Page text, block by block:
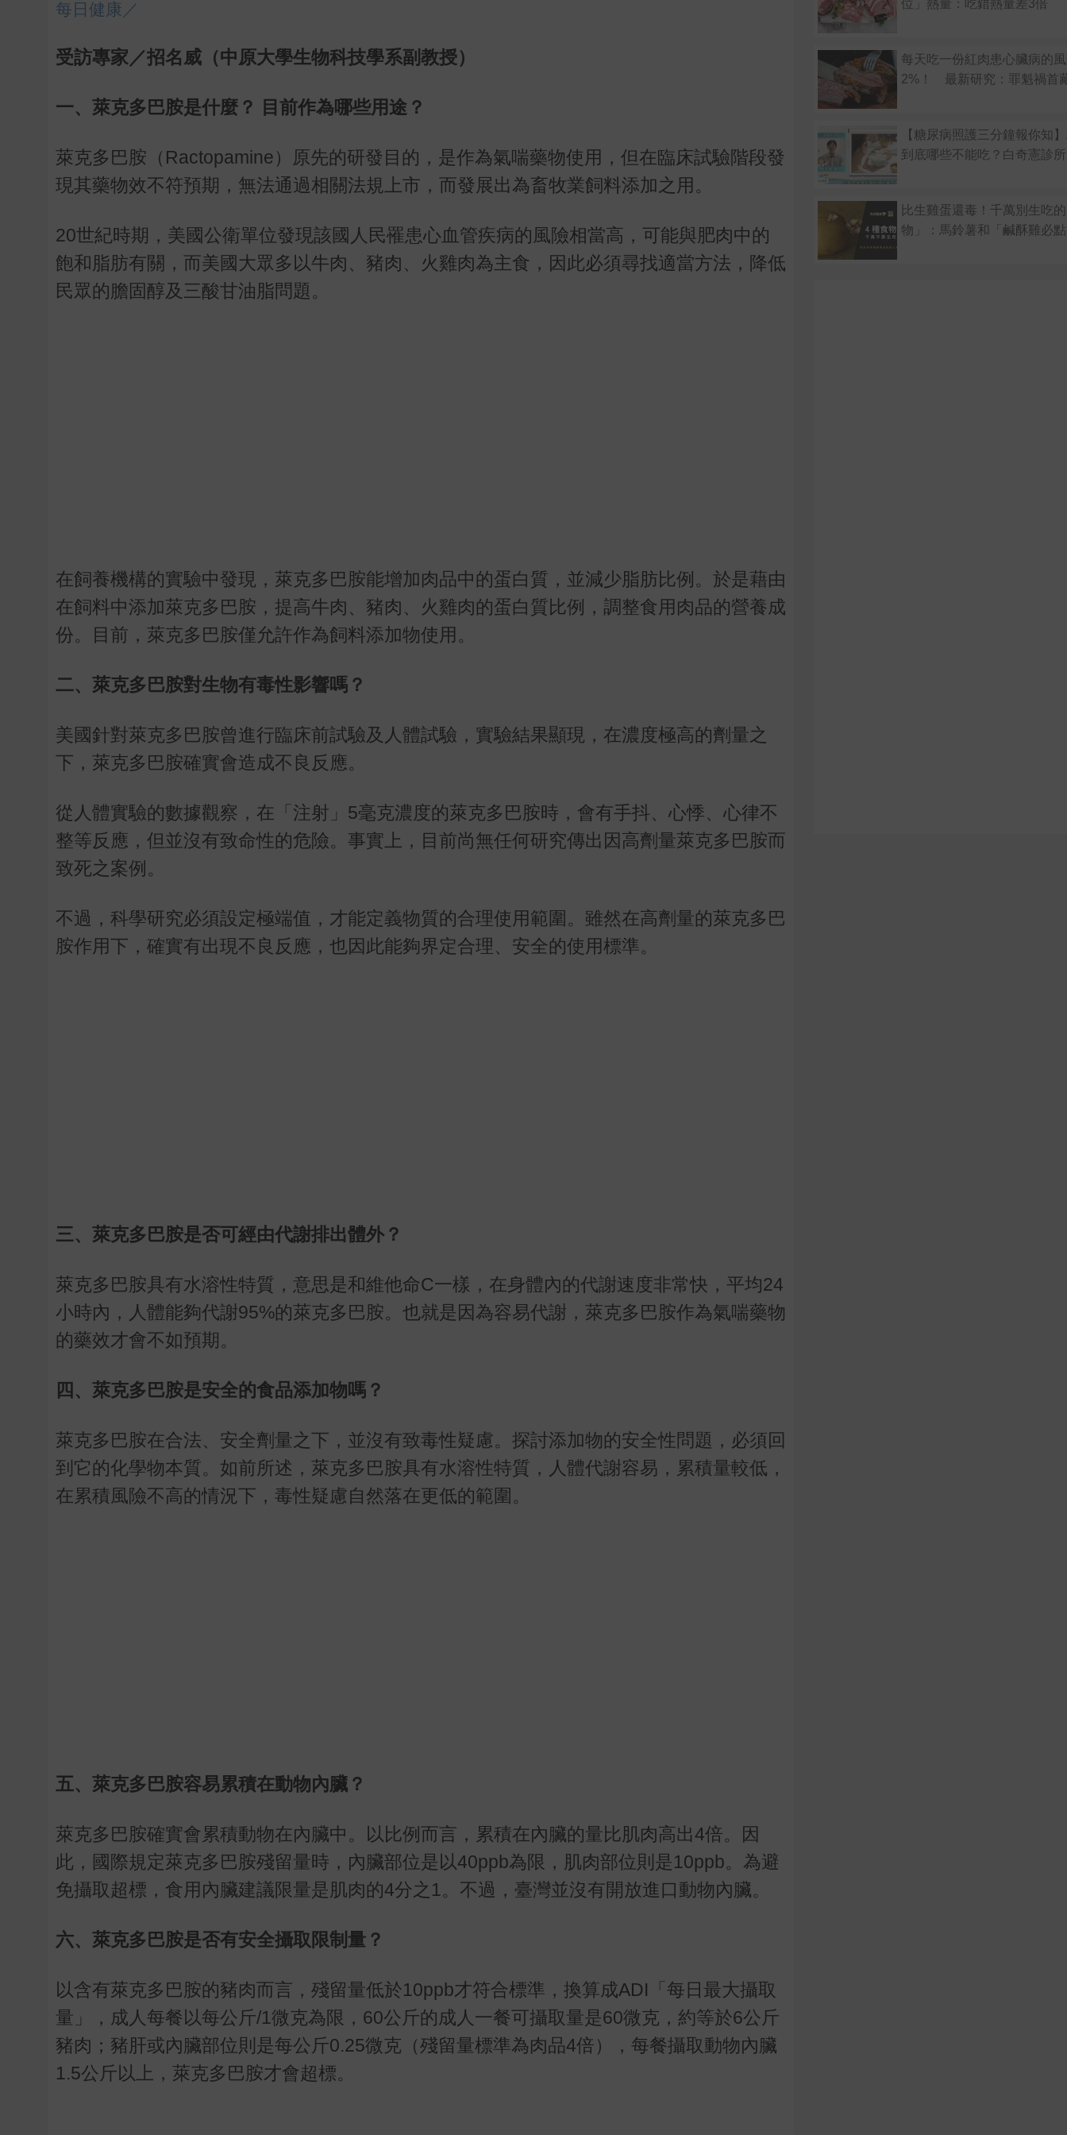
每日健康／
受訪專家／招名威（中原大學生物科技學系副教授）
一、萊克多巴胺是什麼？ 目前作為哪些用途？
萊克多巴胺（Ractopamine）原先的研發目的，是作為氣喘藥物使用，但在臨床試驗階段發
現其藥物效不符預期，無法通過相關法規上市，而發展出為畜牧業飼料添加之用。
20世紀時期，美國公衛單位發現該國人民罹患心血管疾病的風險相當高，可能與肥肉中的
飽和脂肪有關，而美國大眾多以牛肉、豬肉、火雞肉為主食，因此必須尋找適當方法，降低
民眾的膽固醇及三酸甘油脂問題。
在飼養機構的實驗中發現，萊克多巴胺能增加肉品中的蛋白質，並減少脂肪比例。於是藉由
在飼料中添加萊克多巴胺，提高牛肉、豬肉、火雞肉的蛋白質比例，調整食用肉品的營養成
份。目前，萊克多巴胺僅允許作為飼料添加物使用。
二、萊克多巴胺對生物有毒性影響嗎？
美國針對萊克多巴胺曾進行臨床前試驗及人體試驗，實驗結果顯現，在濃度極高的劑量之
下，萊克多巴胺確實會造成不良反應。
從人體實驗的數據觀察，在「注射」5毫克濃度的萊克多巴胺時，會有手抖、心悸、心律不
整等反應，但並沒有致命性的危險。事實上，目前尚無任何研究傳出因高劑量萊克多巴胺而
致死之案例。
不過，科學研究必須設定極端值，才能定義物質的合理使用範圍。雖然在高劑量的萊克多巴
胺作用下，確實有出現不良反應，也因此能夠界定合理、安全的使用標準。
三、萊克多巴胺是否可經由代謝排出體外？
萊克多巴胺具有水溶性特質，意思是和維他命C一樣，在身體內的代謝速度非常快，平均24
小時內，人體能夠代謝95%的萊克多巴胺。也就是因為容易代謝，萊克多巴胺作為氣喘藥物
的藥效才會不如預期。
四、萊克多巴胺是安全的食品添加物嗎？
萊克多巴胺在合法、安全劑量之下，並沒有致毒性疑慮。探討添加物的安全性問題，必須回
到它的化學物本質。如前所述，萊克多巴胺具有水溶性特質，人體代謝容易，累積量較低，
在累積風險不高的情況下，毒性疑慮自然落在更低的範圍。
五、萊克多巴胺容易累積在動物內臟？
萊克多巴胺確實會累積動物在內臟中。以比例而言，累積在內臟的量比肌肉高出4倍。因
此，國際規定萊克多巴胺殘留量時，內臟部位是以40ppb為限，肌肉部位則是10ppb。為避
免攝取超標，食用內臟建議限量是肌肉的4分之1。不過，臺灣並沒有開放進口動物內臟。
六、萊克多巴胺是否有安全攝取限制量？
以含有萊克多巴胺的豬肉而言，殘留量低於10ppb才符合標準，換算成ADI「每日最大攝取
量」，成人每餐以每公斤/1微克為限，60公斤的成人一餐可攝取量是60微克，約等於6公斤
豬肉；豬肝或內臟部位則是每公斤0.25微克（殘留量標準為肉品4倍），每餐攝取動物內臟
1.5公斤以上，萊克多巴胺才會超標。
位」熱量：吃錯熱量差3倍
每天吃一份紅肉患心臟病的
2%！ 最新研究：罪魁禍首
【糖尿病照護三分鐘報你知
到底哪些不能吃？白奇憲診
比生雞蛋還毒！千萬別生吃
物」：馬鈴薯和「鹹酥雞必